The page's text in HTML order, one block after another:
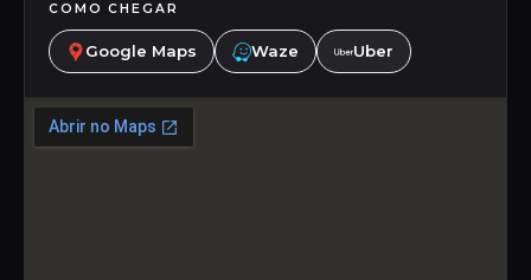
COMO CHEGAR
Google Maps Waze Uber